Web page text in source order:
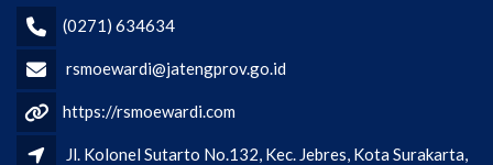
(0271) 634634
rsmoewardi@jatengprov.go.id
https://rsmoewardi.com
Jl. Kolonel Sutarto No.132, Kec. Jebres, Kota Surakarta,